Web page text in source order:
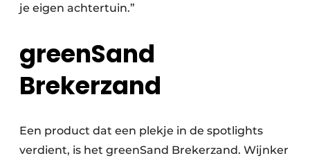
je eigen achtertuin.”
greenSand
Brekerzand
Een product dat een plekje in de spotlights
verdient, is het greenSand Brekerzand. Wijnker